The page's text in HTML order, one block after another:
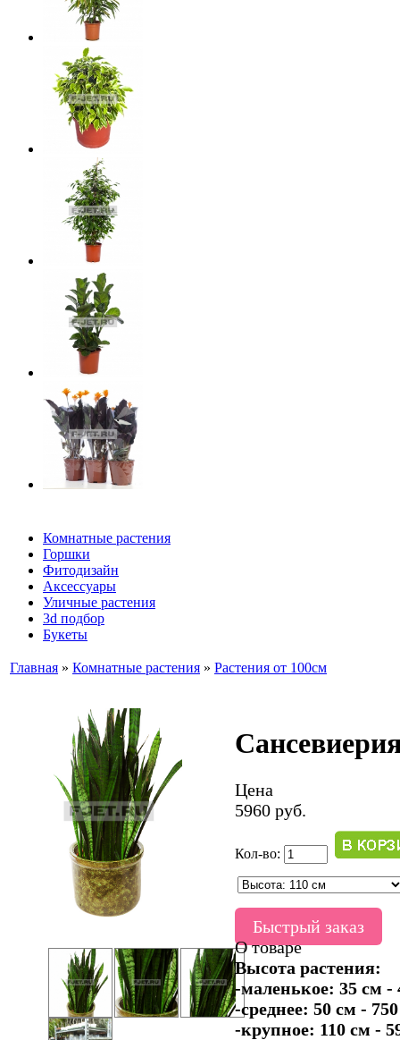
Комнатные растения
Горшки
Фитодизайн
Аксессуары
Уличные растения
3d подбор
Букеты
Главная » Комнатные растения » Растения от 100см
Цена
5960 руб.
Кол-во:
Быстрый заказ
О товаре
Высота растения:
-маленькое: 35 см -
-среднее: 50 см -
-крупное: 110 см -